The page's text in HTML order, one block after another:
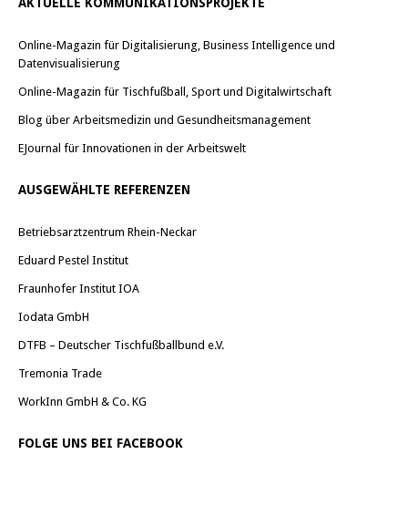
Online-Magazin für Digitalisierung, Business Intelligence und
Datenvisualisierung
Online-Magazin für Tischfußball, Sport und Digitalwirtschaft
Blog über Arbeitsmedizin und Gesundheitsmanagement
EJournal für Innovationen in der Arbeitswelt
AUSGEWÄHLTE REFERENZEN
Betriebsarztzentrum Rhein-Neckar
Eduard Pestel Institut
Fraunhofer Institut IOA
Iodata GmbH
DTFB – Deutscher Tischfußballbund e.V.
Tremonia Trade
WorkInn GmbH & Co. KG
FOLGE UNS BEI FACEBOOK